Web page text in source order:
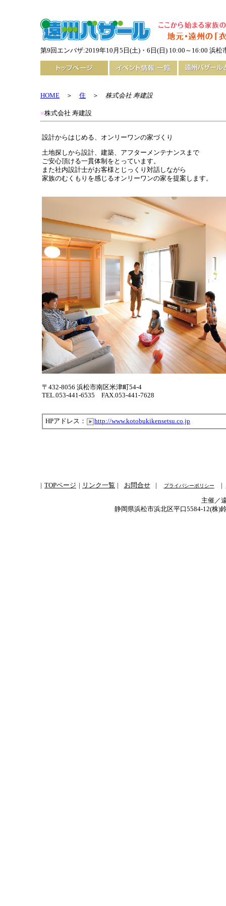
第9回エンバザ:2019年10月5日(土)・6日(日) 10:00～16:00 浜松
HOME ＞ 住 ＞ 株式会社 寿建設
■株式会社 寿建設
設計からはじめる、オンリーワンの家づくり
土地探しから設計、建築、アフターメンテナンスまで
ご安心頂ける一貫体制をとっています。
また社内設計士がお客様とじっくり対話しながら
家族のむくもりを感じるオンリーワンの家を提案します。
〒432-8056 浜松市南区米津町54-4
TEL.053-441-6535 FAX.053-441-7628
HPアドレス： http://www.kotobukikensetsu.co.jp
TOPページ リンク一覧 お問合せ プライバシーポリシー
主催／
静岡県浜松市浜北区平口5584-12(株